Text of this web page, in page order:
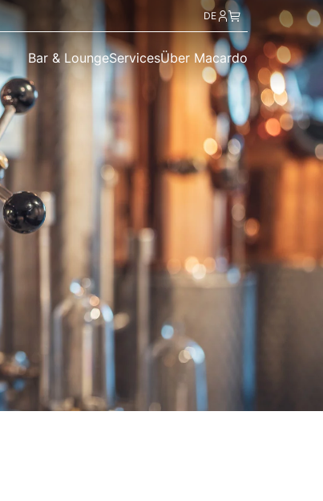
DE
Bar & LoungeServicesÜber Macardo